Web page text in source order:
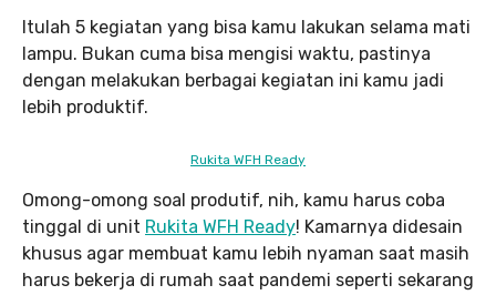
Itulah 5 kegiatan yang bisa kamu lakukan selama mati
lampu. Bukan cuma bisa mengisi waktu, pastinya
dengan melakukan berbagai kegiatan ini kamu jadi
lebih produktif.
Rukita WFH Ready
Omong-omong soal produtif, nih, kamu harus coba
tinggal di unit Rukita WFH Ready! Kamarnya didesain
khusus agar membuat kamu lebih nyaman saat masih
harus bekerja di rumah saat pandemi seperti sekarang